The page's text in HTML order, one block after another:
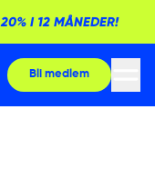
20% I 12 MÅNEDER!
Bli medlem